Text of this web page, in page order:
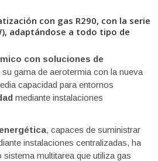
con gas R290, con la serie
adaptándose a todo tipo de
con soluciones de
su gama de aerotermia con la nueva
capacidad para entornos
mediante instalaciones
, capaces de suministrar
instalaciones centralizadas, ha
multitarea que utiliza gas